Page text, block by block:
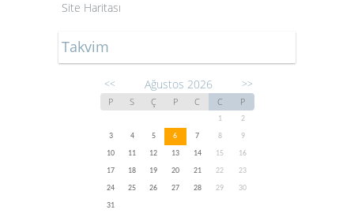
Site Haritası
Takvim
<< Ağustos 2026 >>
P S Ç P C C P
1
2
3
4 5 6 7 8
9
10
11 12 13 14 15
16
17
18 19 20 21 22
23
24
25 26 27 28 29
30
31